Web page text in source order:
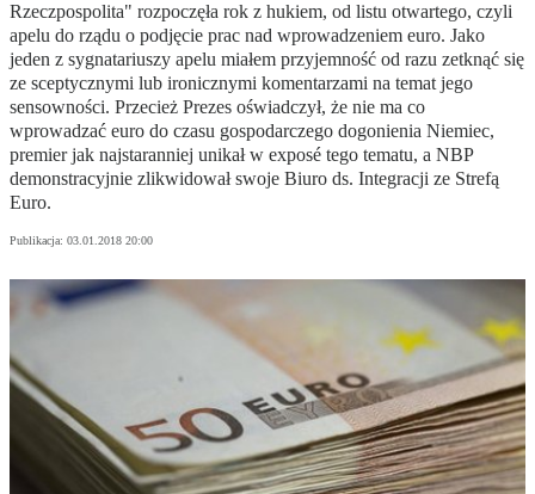
Rzeczpospolita" rozpoczęła rok z hukiem, od listu otwartego, czyli
apelu do rządu o podjęcie prac nad wprowadzeniem euro. Jako
jeden z sygnatariuszy apelu miałem przyjemność od razu zetknąć się
ze sceptycznymi lub ironicznymi komentarzami na temat jego
sensowności. Przecież Prezes oświadczył, że nie ma co
wprowadzać euro do czasu gospodarczego dogonienia Niemiec,
premier jak najstaranniej unikał w exposé tego tematu, a NBP
demonstracyjnie zlikwidował swoje Biuro ds. Integracji ze Strefą
Euro.
Publikacja: 03.01.2018 20:00